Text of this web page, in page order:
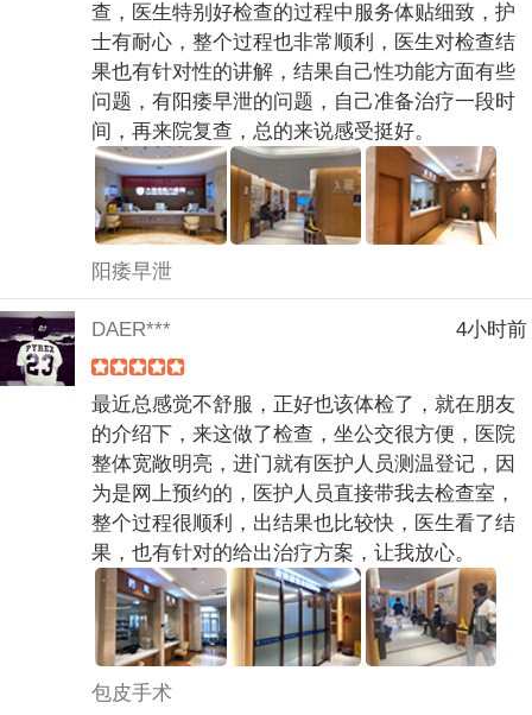
查，医生特别好检查的过程中服务体贴细致，护
士有耐心，整个过程也非常顺利，医生对检查结
果也有针对性的讲解，结果自己性功能方面有些
问题，有阳痿早泄的问题，自己准备治疗一段时
间，再来院复查，总的来说感受挺好。
阳痿早泄
DAER*** 4小时前
最近总感觉不舒服，正好也该体检了，就在朋友
的介绍下，来这做了检查，坐公交很方便，医院
整体宽敞明亮，进门就有医护人员测温登记，因
为是网上预约的，医护人员直接带我去检查室，
整个过程很顺利，出结果也比较快，医生看了结
果，也有针对的给出治疗方案，让我放心。
包皮手术